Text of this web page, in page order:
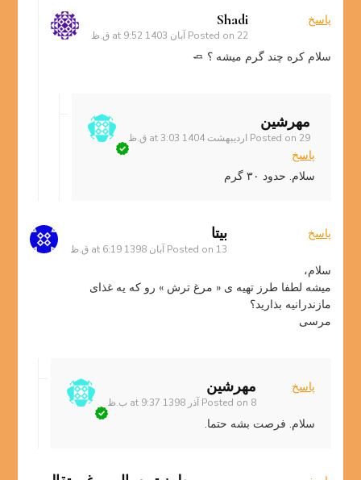
Shadi
Posted on 22 آبان 1403 at 9:52 ق.ظ
پاسخ
سلام کره چند گرم میشه ؟ 🧈
مهرشین
Posted on 29 اردیبهشت 1404 at 3:03 ق.ظ
پاسخ
سلام. حدود ۳۰ گرم
بیتا
Posted on 13 آبان 1398 at 6:19 ق.ظ
پاسخ
سلام،
میشه لطفا طرز تهیه ی « مرغ ترش » رو که یه غذای
مازندرانیه بذارید؟
مرسی
مهرشین
Posted on 8 آذر 1398 at 9:37 ب.ظ
پاسخ
سلام. فرصت بشه حتما.